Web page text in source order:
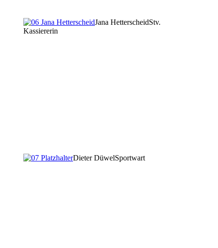
Jana HetterscheidStv.
Kassiererin
Dieter DüwelSportwart